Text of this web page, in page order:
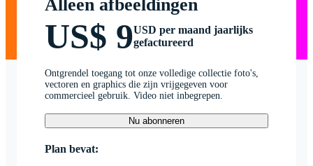
Alleen afbeeldingen
US$ 9USD per maand jaarlijks
gefactureerd
Ontgrendel toegang tot onze volledige collectie foto's,
vectoren en graphics die zijn vrijgegeven voor
commercieel gebruik. Video niet inbegrepen.
Nu abonneren
Plan bevat: